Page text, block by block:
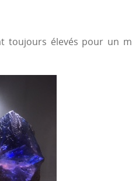
toujours élevés pour un